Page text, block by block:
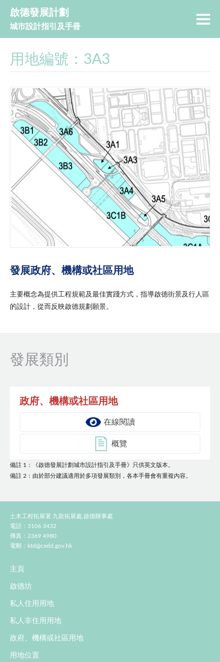
啟德發展計劃
城市設計指引及手冊
用地編號：3A3
發展政府、機構或社區用地
主要概念為提供工程規範及最佳實踐方式，指導啟德街景及行人區
的設計，從而反映啟德規劃願景。
發展類別
政府、機構或社區用地
在線閱讀
概覽
備註 1：《啟德發展計劃城市設計指引及手冊》只供英文版本。
備註 2：由於部分建議適用於多項發展類別，各本手冊會有重複內容。
土木工程拓展署 九龍拓展處,啟德辦事處
電話：3106 3432
傳真：2369 4980
電郵： ktd@cedd.gov.hk
主頁
啟德坊
私人住用用地
私人非住用用地
政府、機構或社區用地
用地位置